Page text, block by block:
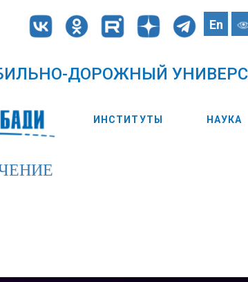
En
ДОРОЖНЫЙ
ИНСТИТУТЫ НАУКА